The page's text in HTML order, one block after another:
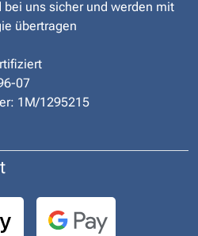
bei uns sicher und werden mit
übertragen
07
1M/1295215